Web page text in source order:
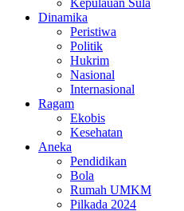
Kepulauan Sula
Dinamika
Peristiwa
Politik
Hukrim
Nasional
Internasional
Ragam
Ekobis
Kesehatan
Aneka
Pendidikan
Bola
Rumah UMKM
Pilkada 2024